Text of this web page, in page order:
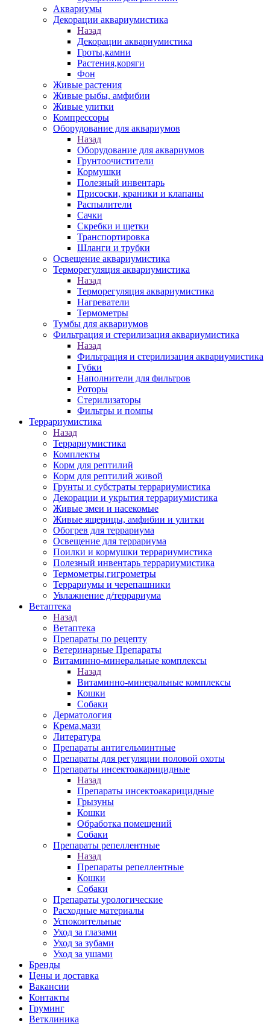
Аквариумы
Декорации аквариумистика
Назад
Декорации аквариумистика
Гроты,камни
Растения,коряги
Фон
Живые растения
Живые рыбы, амфибии
Живые улитки
Компрессоры
Оборудование для аквариумов
Назад
Оборудование для аквариумов
Грунтоочистители
Кормушки
Полезный инвентарь
Присоски, краники и клапаны
Распылители
Сачки
Скребки и щетки
Транспортировка
Шланги и трубки
Освещение аквариумистика
Терморегуляция аквариумистика
Назад
Терморегуляция аквариумистика
Нагреватели
Термометры
Тумбы для аквариумов
Фильтрация и стерилизация аквариумистика
Назад
Фильтрация и стерилизация аквариумистика
Губки
Наполнители для фильтров
Роторы
Стерилизаторы
Фильтры и помпы
Террариумистика
Назад
Террариумистика
Комплекты
Корм для рептилий
Корм для рептилий живой
Грунты и субстраты террариумистика
Декорации и укрытия террариумистика
Живые змеи и насекомые
Живые ящерицы, амфибии и улитки
Обогрев для террариума
Освещение для террариума
Поилки и кормушки террариумистика
Полезный инвентарь террариумистика
Термометры,гигрометры
Террариумы и черепашники
Увлажнение д/террариума
Ветаптека
Назад
Ветаптека
Препараты по рецепту
Ветеринарные Препараты
Витаминно-минеральные комплексы
Назад
Витаминно-минеральные комплексы
Кошки
Собаки
Дерматология
Крема,мази
Литература
Препараты антигельминтные
Препараты для регуляции половой охоты
Препараты инсектоакарицидные
Назад
Препараты инсектоакарицидные
Грызуны
Кошки
Обработка помещений
Собаки
Препараты репеллентные
Назад
Препараты репеллентные
Кошки
Собаки
Препараты урологические
Расходные материалы
Успокоительные
Уход за глазами
Уход за зубами
Уход за ушами
Бренды
Цены и доставка
Вакансии
Контакты
Груминг
Ветклиника